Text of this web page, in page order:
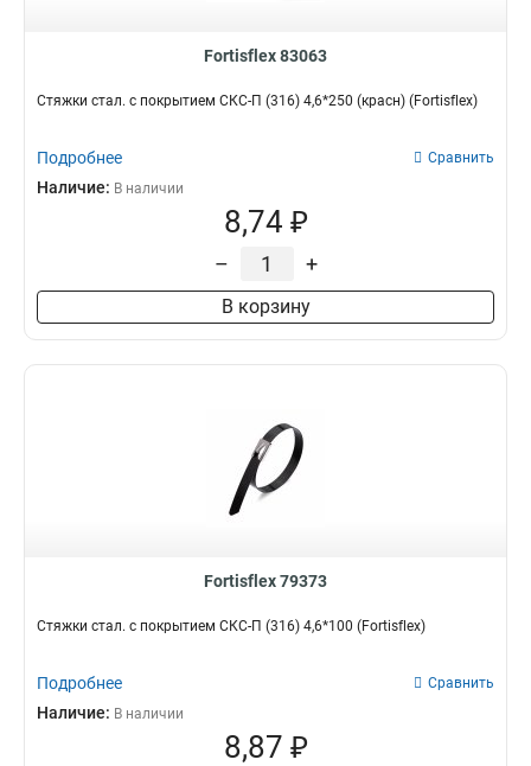
Fortisflex 83063
Стяжки стал. с покрытием СКС-П (316) 4,6*250 (красн) (Fortisflex)
Подробнее Сравнить
Наличие: В наличии
8,74 ₽
– +
В корзину
Fortisflex 79373
Стяжки стал. с покрытием СКС-П (316) 4,6*100 (Fortisflex)
Подробнее Сравнить
Наличие: В наличии
8,87 ₽